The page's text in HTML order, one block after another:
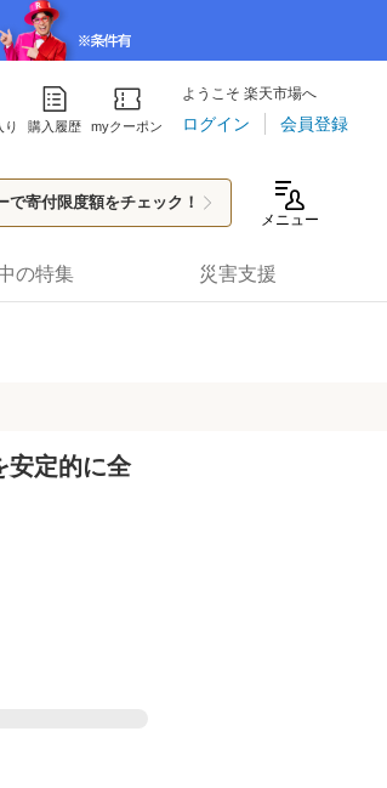
り 購入履歴 myクーポン
ようこそ 楽天市場へ
ログイン 会員登録
で寄付限度額をチェック！
メニュー
の特集 災害支援
安定的に全